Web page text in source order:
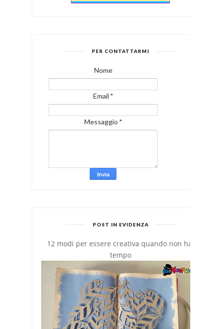
PER CONTATTARMI
Nome
Email *
Messaggio *
POST IN EVIDENZA
12 modi per essere creativa quando non hai
tempo